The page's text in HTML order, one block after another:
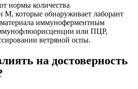
нормы количества
M, которые обнаруживает лаборант
иммуноферментным
или ПЦР,
ветряной оспы.
на достоверность